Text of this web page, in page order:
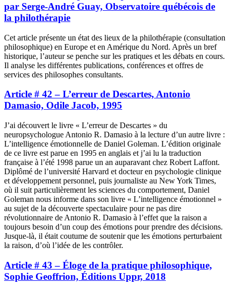
par Serge-André Guay, Observatoire québécois de
la philothérapie
Cet article présente un état des lieux de la philothérapie (consultation
philosophique) en Europe et en Amérique du Nord. Après un bref
historique, l’auteur se penche sur les pratiques et les débats en cours.
Il analyse les différentes publications, conférences et offres de
services des philosophes consultants.
Article # 42 – L’erreur de Descartes, Antonio
Damasio, Odile Jacob, 1995
J’ai découvert le livre « L’erreur de Descartes » du
neuropsychologue Antonio R. Damasio à la lecture d’un autre livre :
L’intelligence émotionnelle de Daniel Goleman. L’édition originale
de ce livre est parue en 1995 en anglais et j’ai lu la traduction
française à l’été 1998 parue un an auparavant chez Robert Laffont.
Diplômé de l’université Harvard et docteur en psychologie clinique
et développement personnel, puis journaliste au New York Times,
où il suit particulièrement les sciences du comportement, Daniel
Goleman nous informe dans son livre « L’intelligence émotionnel »
au sujet de la découverte spectaculaire pour ne pas dire
révolutionnaire de Antonio R. Damasio à l’effet que la raison a
toujours besoin d’un coup des émotions pour prendre des décisions.
Jusque-là, il était coutume de soutenir que les émotions perturbaient
la raison, d’où l’idée de les contrôler.
Article # 43 – Éloge de la pratique philosophique,
Sophie Geoffrion, Éditions Uppr, 2018